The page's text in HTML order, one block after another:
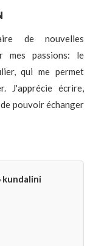
de nouvelles
mes passions: le
qui me permet
J'apprécie écrire,
pouvoir échanger
kundalini